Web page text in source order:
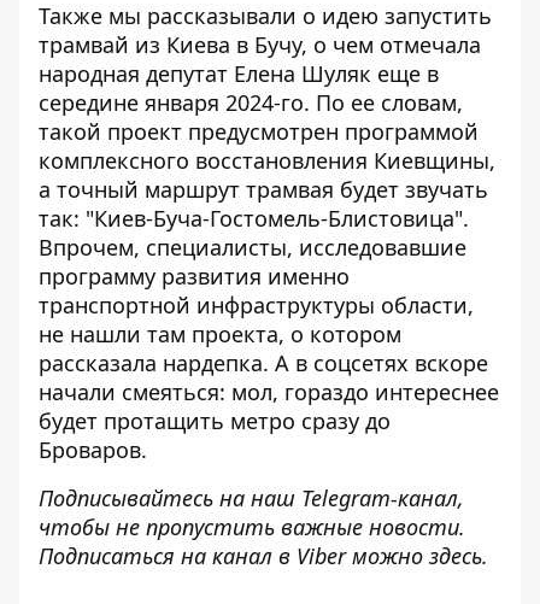
Также мы рассказывали о идею запустить
трамвай из Киева в Бучу, о чем отмечала
народная депутат Елена Шуляк еще в
середине января 2024-го. По ее словам,
такой проект предусмотрен программой
комплексного восстановления Киевщины,
а точный маршрут трамвая будет звучать
так: "Киев-Буча-Гостомель-Блистовица".
Впрочем, специалисты, исследовавшие
программу развития именно
транспортной инфраструктуры области,
не нашли там проекта, о котором
рассказала нардепка. А в соцсетях вскоре
начали смеяться: мол, гораздо интереснее
будет протащить метро сразу до
Броваров.
Подписывайтесь на наш Telegram-канал,
чтобы не пропустить важные новости.
Подписаться на канал в Viber можно здесь.